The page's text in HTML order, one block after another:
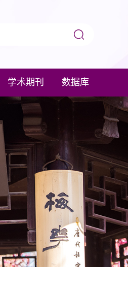
学术期刊 数据库